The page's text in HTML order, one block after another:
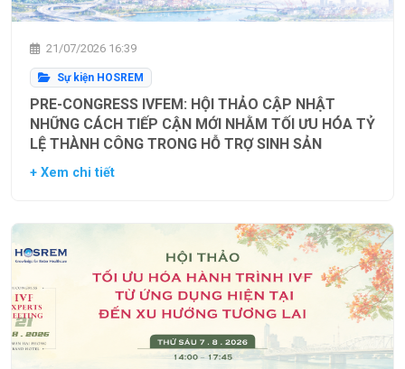
21/07/2026 16:39
Sự kiện HOSREM
PRE-CONGRESS IVFEM: HỘI THẢO CẬP NHẬT
NHỮNG CÁCH TIẾP CẬN MỚI NHẰM TỐI ƯU HÓA TỶ
LỆ THÀNH CÔNG TRONG HỖ TRỢ SINH SẢN
+ Xem chi tiết